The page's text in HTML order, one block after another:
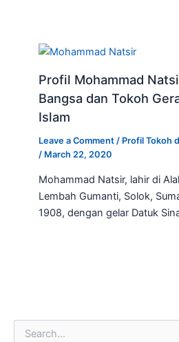
Profil Mohammad
Bangsa dan Tokoh
Islam
Leave a Comment / Profil Tokoh
/ March 22, 2020
Mohammad Natsir, lahir di
Lembah Gumanti, Solok,
1908, dengan gelar Datuk